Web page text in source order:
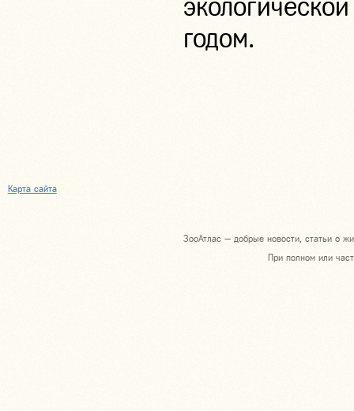
годом.
Карта сайта
ЗооАтлас — добрые новости, статьи о
При полном или